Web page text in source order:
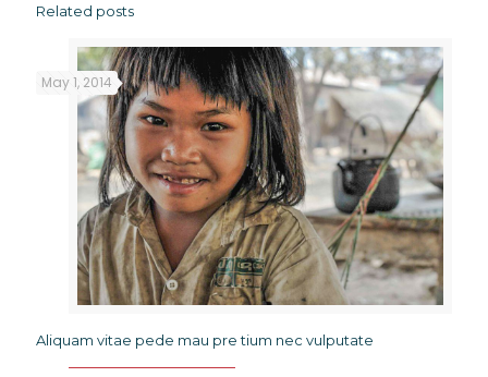
Related posts
May 1, 2014
Aliquam vitae pede mau pre tium nec vulputate